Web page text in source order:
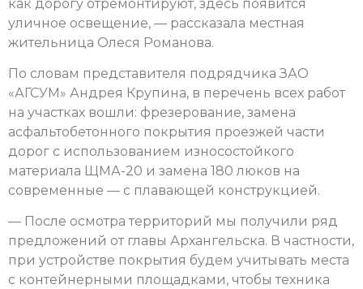
как дорогу отремонтируют, здесь появится
уличное освещение, — рассказала местная
жительница Олеся Романова.
По словам представителя подрядчика ЗАО
«АГСУМ» Андрея Крупина, в перечень всех работ
на участках вошли: фрезерование, замена
асфальтобетонного покрытия проезжей части
дорог с использованием износостойкого
материала ЩМА-20 и замена 180 люков на
современные — с плавающей конструкцией.
— После осмотра территорий мы получили ряд
предложений от главы Архангельска. В частности,
при устройстве покрытия будем учитывать места
с контейнерными площадками, чтобы техника